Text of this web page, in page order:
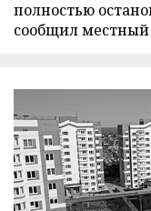
полностью
сообщил местный